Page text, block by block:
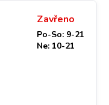
Zavřeno
Po-So: 9-21
Ne: 10-21